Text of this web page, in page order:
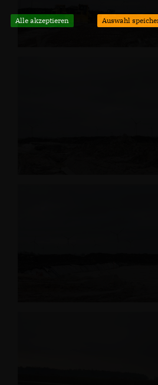
Alle akzeptieren Auswahl